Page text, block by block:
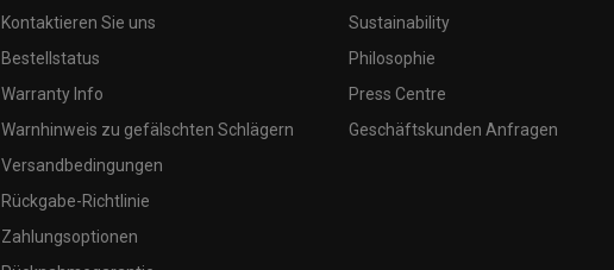
Kontaktieren Sie uns
Bestellstatus
Warranty Info
Warnhinweis zu gefälschten Schlägern
Versandbedingungen
Rückgabe-Richtlinie
Zahlungsoptionen
Sustainability
Philosophie
Press Centre
Geschäftskunden Anfragen